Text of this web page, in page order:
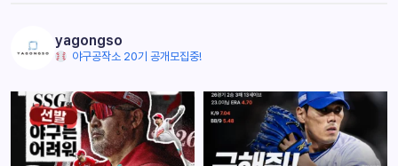
yagongso
야구공작소 20기 공개모집중!